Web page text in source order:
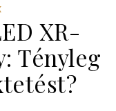
XR-
Tényleg